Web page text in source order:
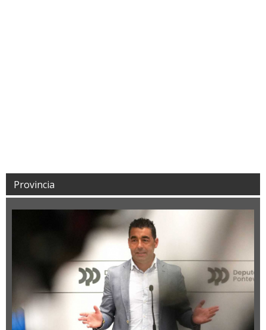
Provincia